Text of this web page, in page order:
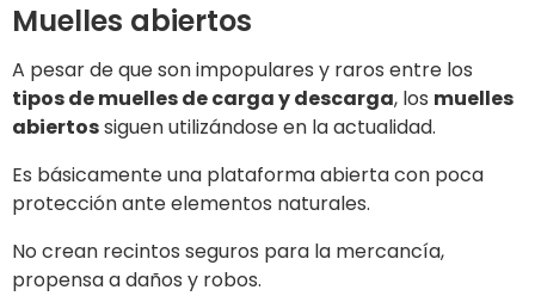
Muelles abiertos
A pesar de que son impopulares y raros entre los
tipos de muelles de carga y descarga, los muelles
abiertossiguen utilizándose en la actualidad.
Es básicamente una plataforma abierta con poca
protección ante elementos naturales.
No crean recintos seguros para la mercancía,
propensa a daños y robos.